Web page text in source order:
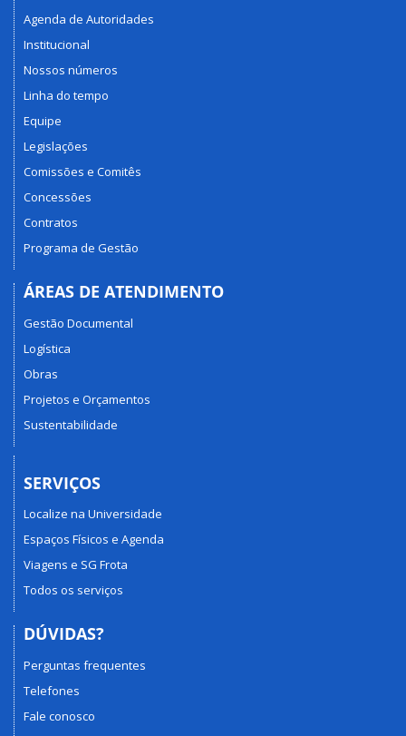
Agenda de Autoridades
Institucional
Nossos números
Linha do tempo
Equipe
Legislações
Comissões e Comitês
Concessões
Contratos
Programa de Gestão
ÁREAS DE ATENDIMENTO
Gestão Documental
Logística
Obras
Projetos e Orçamentos
Sustentabilidade
SERVIÇOS
Localize na Universidade
Espaços Físicos e Agenda
Viagens e SG Frota
Todos os serviços
DÚVIDAS?
Perguntas frequentes
Telefones
Fale conosco